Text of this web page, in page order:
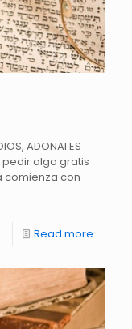
ADONAI ES
pedir algo gratis
comienza con
Read more